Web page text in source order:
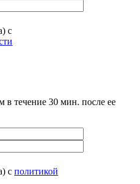
с
в течение 30 мин. после ее
с политикой